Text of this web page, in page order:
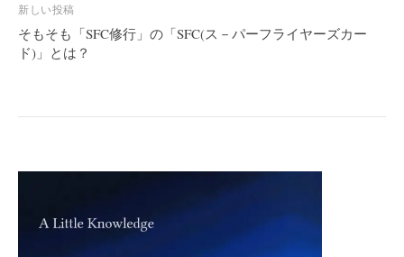
ビ
ゲ
ー
新しい投稿
そもそも「SFC修行」の「SFC(ス－パーフライヤーズカー
ド)」とは？